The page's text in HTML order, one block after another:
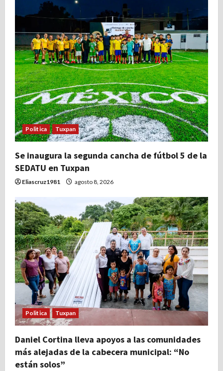
Politica Tuxpan
Se inaugura la segunda cancha de fútbol 5 de la
SEDATU en Tuxpan
Eliascruz1981 agosto 8, 2026
Politica Tuxpan
Daniel Cortina lleva apoyos a las comunidades
más alejadas de la cabecera municipal: “No
están solos”